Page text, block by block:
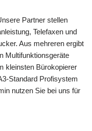
Partner stellen
Telefaxen und
Aus mehreren ergibt
Multifunktionsgeräte
kleinsten Bürokopierer
Standard Profisystem
nutzen Sie bei uns für